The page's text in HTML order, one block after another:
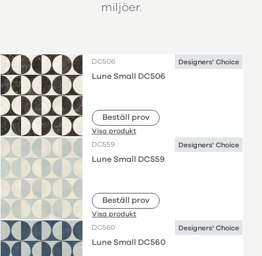
miljöer.
DC506 Designers' Choice
Lune Small DC506
Beställ prov
Visa produkt
DC559
Designers' Choice
Lune Small DC559
Beställ prov
Visa produkt
DC560
Designers' Choice
Lune Small DC560